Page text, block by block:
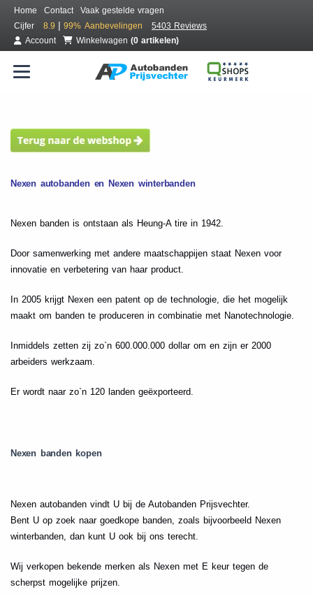
Home Contact
Vaak gestelde vragen
Cijfer
8.9 | 99% Aanbevelingen
5403 Reviews
Account
Winkelwagen (0 artikelen)
Nexen autobanden en Nexen winterbanden
Nexen banden is ontstaan als Heung-A tire in 1942.
Door samenwerking met andere maatschappijen staat Nexen voor
innovatie en verbetering van haar product.
In 2005 krijgt Nexen een patent op de technologie, die het mogelijk
maakt om banden te produceren in combinatie met Nanotechnologie.
Inmiddels zetten zij zo`n 600.000.000 dollar om en zijn er 2000
arbeiders werkzaam.
Er wordt naar zo`n 120 landen geëxporteerd.
Nexen banden kopen
Nexen autobanden vindt U bij de Autobanden Prijsvechter.
Bent U op zoek naar goedkope banden, zoals bijvoorbeeld Nexen
winterbanden, dan kunt U ook bij ons terecht.
Wij verkopen bekende merken als Nexen met E keur tegen de
scherpst mogelijke prijzen.